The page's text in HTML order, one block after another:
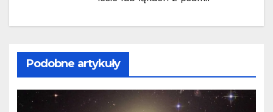
Podobne artykuły